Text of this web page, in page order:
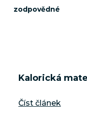
zodpovědné
Kalorická
Číst článek